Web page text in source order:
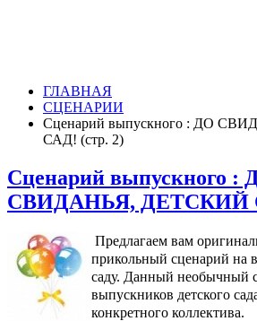
ГЛАВНАЯ
СЦЕНАРИИ
Сценарий выпускного : ДО
САД! (стр. 2)
Сценарий выпускного :
СВИДАНЬЯ, ДЕТСКИЙ
Предлагаем вам
прикольный сценарий на
саду. Данный необычный
выпускников детского
конкретного коллектива.